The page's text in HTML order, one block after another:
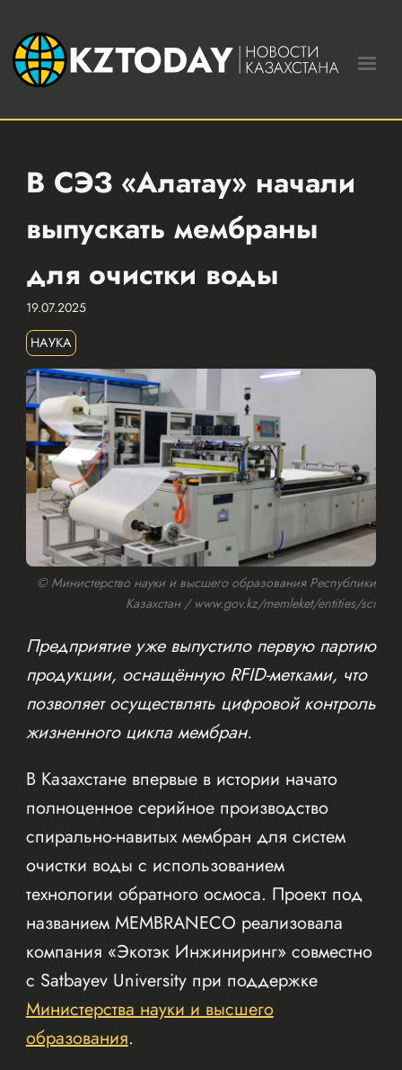
В СЭЗ «Алатау» начали
выпускать мембраны
для очистки воды
19.07.2025
НАУКА
© Министерство науки и высшего образования Республики
Казахстан / www.gov.kz/memleket/entities/sci
Предприятие уже выпустило первую партию
продукции, оснащённую RFID-метками, что
позволяет осуществлять цифровой контроль
жизненного цикла мембран.
В Казахстане впервые в истории начато
полноценное серийное производство
спирально-навитых мембран для систем
очистки воды с использованием
технологии обратного осмоса. Проект под
названием MEMBRANECO реализовала
компания «Экотэк Инжиниринг» совместно
с Satbayev University при поддержке
Министерства науки и высшего
образования.